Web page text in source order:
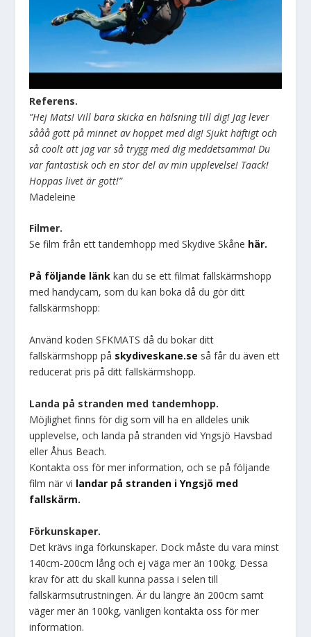
Referens.
”Hej Mats! Vill bara skicka en hälsning till dig! Jag lever
sååå gott på minnet av hoppet med dig! Sjukt häftigt och
så coolt att jag var så trygg med dig meddetsamma! Du
var fantastisk och en stor del av min upplevelse! Taack!
Hoppas livet är gott!”
Madeleine
Filmer.
Se film från ett tandemhopp med Skydive Skåne här.
På följande länk kan du se ett filmat fallskärmshopp
med handycam, som du kan boka då du gör ditt
fallskärmshopp:
Använd koden SFKMATS då du bokar ditt
fallskärmshopp på skydiveskane.se så får du även ett
reducerat pris på ditt fallskärmshopp.
Landa på stranden med tandemhopp.
Möjlighet finns för dig som vill ha en alldeles unik
upplevelse, och landa på stranden vid Yngsjö Havsbad
eller Åhus Beach.
Kontakta oss för mer information, och se på följande
film när vi landar på stranden i Yngsjö med
fallskärm.
Förkunskaper.
Det krävs inga förkunskaper. Dock måste du vara minst
140cm-200cm lång och ej väga mer än 100kg. Dessa
krav för att du skall kunna passa i selen till
fallskärmsutrustningen. Är du längre än 200cm samt
väger mer än 100kg, vänligen kontakta oss för mer
information.